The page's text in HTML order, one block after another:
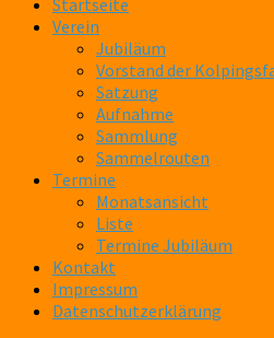
Startseite
Verein
Jubiläum
Vorstand der
Satzung
Aufnahme
Sammlung
Sammelrouten
Termine
Monatsansicht
Liste
Termine Jubiläum
Kontakt
Impressum
Datenschutzerklärung